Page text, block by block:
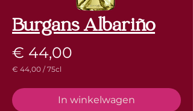
Burgans Albariño
€ 44,00
€ 44,00 /75cl
per
75
Centiliters
In winkelwagen